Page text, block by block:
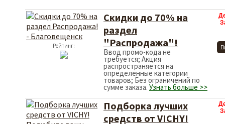
Рейтинг:
Скидки до 70% на
раздел
"Распродажа"!
Ввод промо-кода не
требуется; Акция
распространяется на
определенные категории
товаров; Без ограничений по
сумме заказа. Узнать больше >>
Подборка лучших
средств от VICHY!